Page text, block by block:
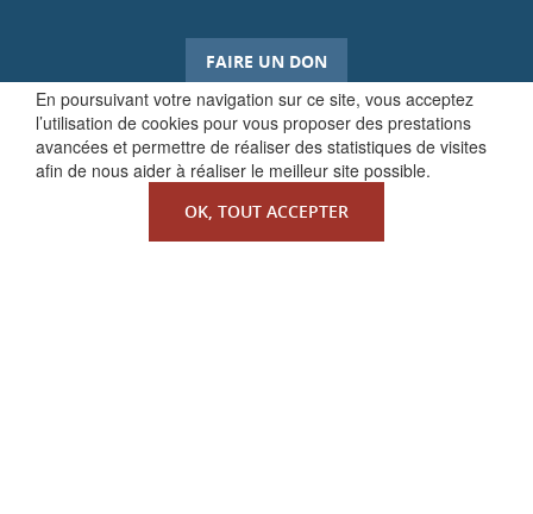
En poursuivant votre navigation sur ce site, vous acceptez
l’utilisation de cookies pour vous proposer des prestations
avancées et permettre de réaliser des statistiques de visites
afin de nous aider à réaliser le meilleur site possible.
OK, TOUT ACCEPTER
FAIRE UN DON